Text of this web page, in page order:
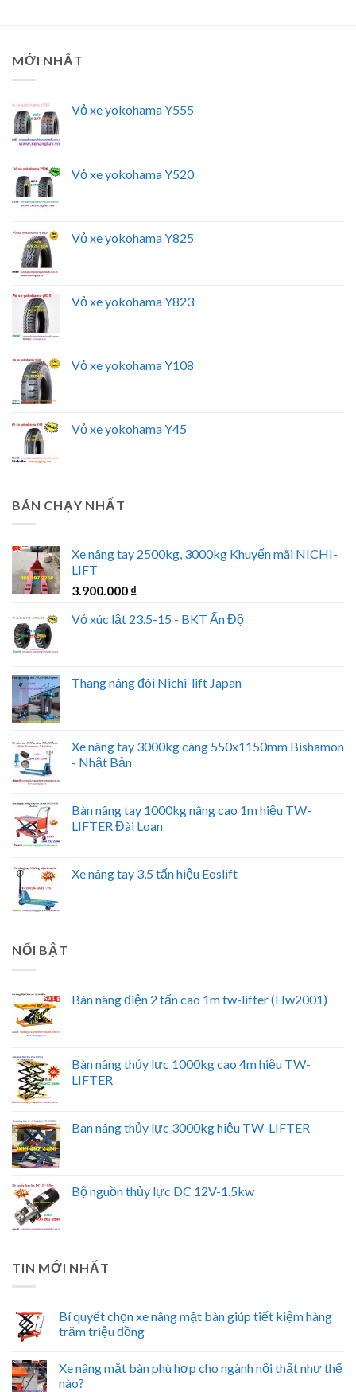
MỚI NHẤT
Vỏ xe yokohama Y555
Vỏ xe yokohama Y520
Vỏ xe yokohama Y825
Vỏ xe yokohama Y823
Vỏ xe yokohama Y108
Vỏ xe yokohama Y45
BÁN CHẠY NHẤT
Xe nâng tay 2500kg, 3000kg Khuyến mãi NICHI-
LIFT
3.900.000 ₫
Vỏ xúc lật 23.5-15 - BKT Ấn Độ
Thang nâng đôi Nichi-lift Japan
Xe nâng tay 3000kg càng 550x1150mm Bishamon
- Nhật Bản
Bàn nâng tay 1000kg nâng cao 1m hiệu TW-
LIFTER Đài Loan
Xe nâng tay 3,5 tấn hiệu Eoslift
NỔI BẬT
Bàn nâng điện 2 tấn cao 1m tw-lifter (Hw2001)
Bàn nâng thủy lực 1000kg cao 4m hiệu TW-
LIFTER
Bàn nâng thủy lực 3000kg hiệu TW-LIFTER
Bộ nguồn thủy lực DC 12V-1.5kw
TIN MỚI NHẤT
Bí quyết chọn xe nâng mặt bàn giúp tiết kiệm hàng
trăm triệu đồng
Xe nâng mặt bàn phù hợp cho ngành nội thất như thế
nào?